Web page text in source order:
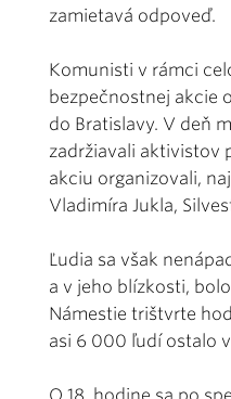
zamietavá odpoveď.
Komunisti v rámci
bezpečnostnej akcie
do Bratislavy. V deň
zadržiavali aktivistov
akciu organizovali,
Vladimíra Jukla,
Ľudia sa však
a v jeho blízkosti,
Námestie trištvrte
asi 6 000 ľudí ostalo